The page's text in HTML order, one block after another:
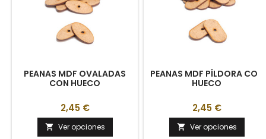
PEANAS MDF OVALADAS
CON HUECO
2,45 €
 Ver opciones
PEANAS MDF PÍLDORA CON
HUECO
2,45 €
 Ver opciones